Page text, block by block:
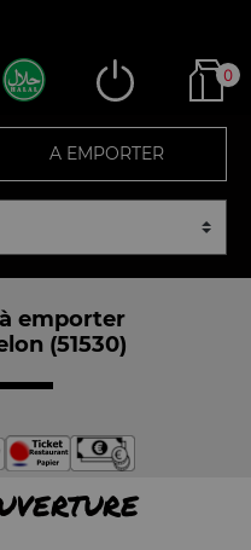
0
A EMPORTER
emporter
(51530)